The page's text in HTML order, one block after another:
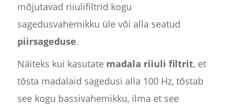
mõjutavad riiulifiltrid kogu
sagedusvahemikku üle või alla seatud
piirsageduse.
Näiteks kui kasutate madala riiuli filtrit, et
tõsta madalaid sagedusi alla 100 Hz, tõstab
see kogu bassivahemikku, ilma et see